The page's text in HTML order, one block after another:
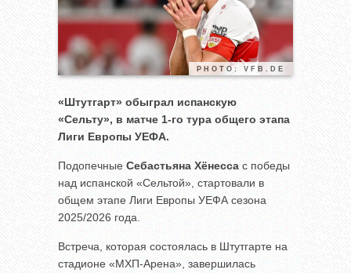
PHOTO: VFB.DE
«Штутгарт» обыграл испанскую
«Сельту», в матче 1-го тура общего этапа
Лиги Европы УЕФА.
Подопечные Себастьяна Хёнесса с победы
над испанской «Сельтой», стартовали в
общем этапе Лиги Европы УЕФА сезона
2025/2026 года.
Встреча, которая состоялась в Штутгарте на
стадионе «МХП-Арена», завершилась